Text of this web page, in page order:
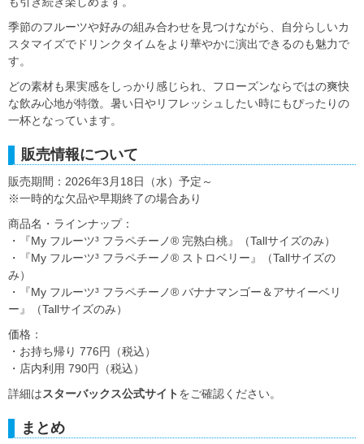
季節のフルーツや好みの組み合わせを見つけながら、自分らしいカ
スタマイズでドリンクタイムをより華やかに演出できるのも魅力で
す。
どの素材も果実感をしっかり感じられ、フローズンならではの爽快
な飲み心地が特徴。暑い日やリフレッシュしたい時にもぴったりの
一杯となっています。
販売情報について
販売期間：2026年3月18日（水）予定～
※一時的な欠品や早期終了の場合あり
商品名・ラインナップ：
・『My フルーツ³ フラペチーノ® 完熟白桃』（Tallサイズのみ）
・『My フルーツ³ フラペチーノ® ストロベリー』（Tallサイズの
み）
・『My フルーツ³ フラペチーノ® バナナマンゴー＆アサイーベリ
ー』（Tallサイズのみ）
価格：
・お持ち帰り 776円（税込）
・店内利用 790円（税込）
詳細はスターバックス公式サイト をご確認ください。
まとめ